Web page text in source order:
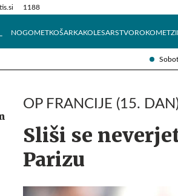
1188
NOGOMETKOŠARKAKOLESARSTVOROKOMET
Tehnik
OP FRANCIJE (15.
Sliši se
Parizu